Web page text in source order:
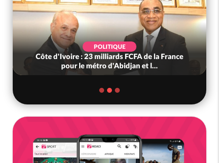
POLITIQUE
Côte d'Ivoire : 23 milliards FCFA de la France
pour le métro d'Abidjan et l...